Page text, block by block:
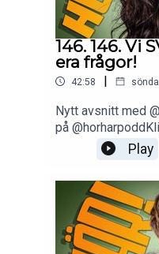
146. 146. Vi
era frågor!
42:58 |
Nytt avsnitt med
på
Play